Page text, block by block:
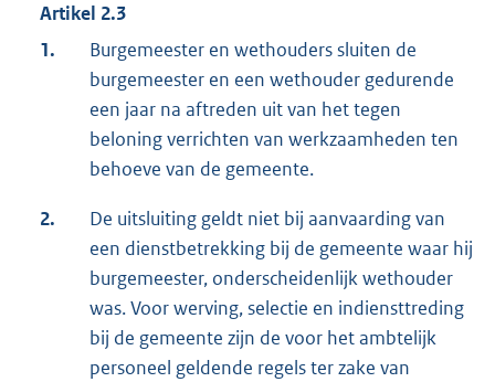
Artikel 2.3
1.
Burgemeester en wethouders sluiten de
burgemeester en een wethouder gedurende
een jaar na aftreden uit van het tegen
beloning verrichten van werkzaamheden ten
behoeve van de gemeente.
2.
De uitsluiting geldt niet bij aanvaarding van
een dienstbetrekking bij de gemeente waar hij
burgemeester, onderscheidenlijk wethouder
was. Voor werving, selectie en indiensttreding
bij de gemeente zijn de voor het ambtelijk
personeel geldende regels ter zake van